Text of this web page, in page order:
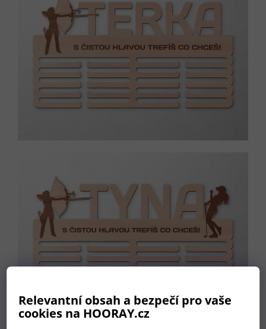
Relevantní obsah a bezpečí pro vaše
cookies na HOORAY.cz